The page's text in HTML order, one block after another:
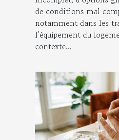
de conditions mal
notamment dans les
l’équipement du
contexte...